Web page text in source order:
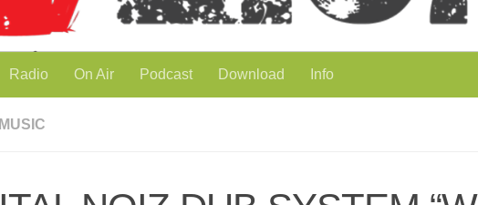
Radio On Air Podcast Download Info
MUSIC